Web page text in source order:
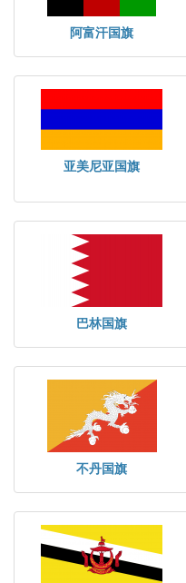
阿富汗国旗
亚美尼亚国旗
巴林国旗
不丹国旗